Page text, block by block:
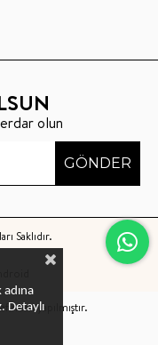
olun
GÖNDER
Saklıdır.
yapılmıştır.
Detaylı